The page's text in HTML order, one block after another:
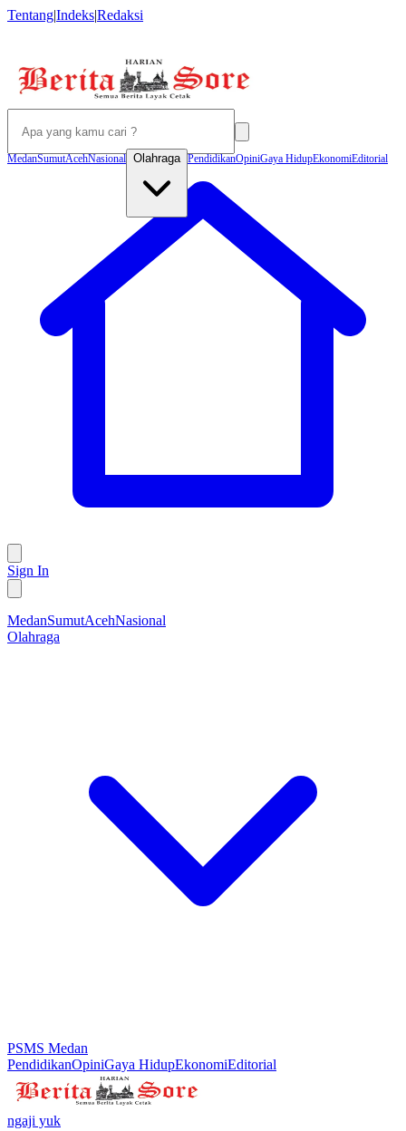
Tentang|Indeks|Redaksi
MedanSumutAcehNasional Olahraga PendidikanOpiniGaya HidupEkonomiEditorial
Sign In
MedanSumutAcehNasional
Olahraga
PSMS Medan
PendidikanOpiniGaya HidupEkonomiEditorial
ngaji yuk